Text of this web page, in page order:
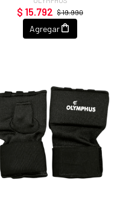
$ 19.990
$ 15.792
Agregar